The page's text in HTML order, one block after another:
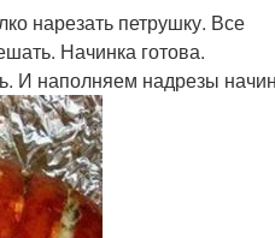
нарезать петрушку. Все
Начинка готова.
И наполняем надрезы